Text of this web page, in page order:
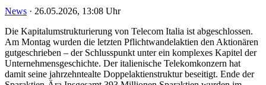
News · 26.05.2026, 13:08 Uhr
Die Kapitalumstrukturierung von Telecom Italia ist abgeschlossen.
Am Montag wurden die letzten Pflichtwandelaktien den Aktionären
gutgeschrieben – der Schlusspunkt unter ein komplexes Kapitel der
Unternehmensgeschichte. Der italienische Telekomkonzern hat
damit seine jahrzehntealte Doppelaktienstruktur beseitigt. Ende der